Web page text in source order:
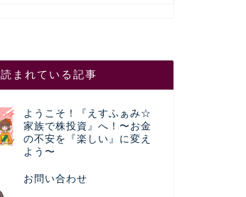
読まれている記事
ようこそ！『えすふぁみ☆
家族で株投資』へ！〜お金
の不安を『楽しい』に変え
よう〜
お問い合わせ